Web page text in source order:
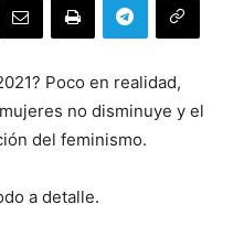
Poco en realidad,
no disminuye y el
del feminismo.
a detalle.